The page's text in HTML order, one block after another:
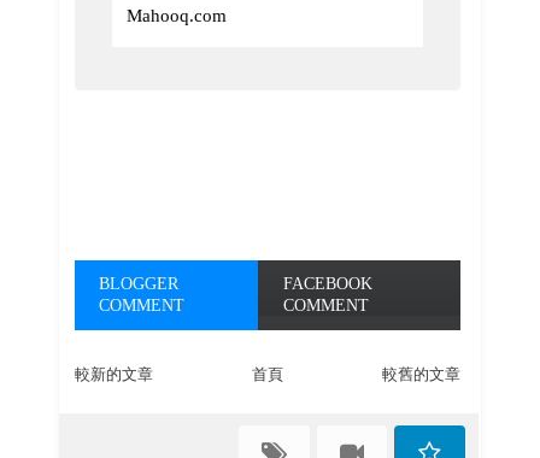
Mahooq.com
BLOGGER
COMMENT
FACEBOOK
COMMENT
較新的文章 較舊的文章
首頁